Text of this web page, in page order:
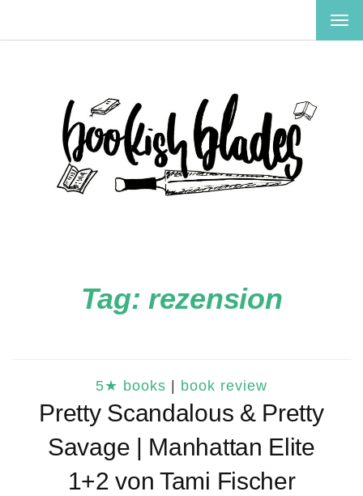
Tag: rezension
5★ books book review
Pretty Scandalous & Pretty
Savage | Manhattan Elite
1+2 von Tami Fischer